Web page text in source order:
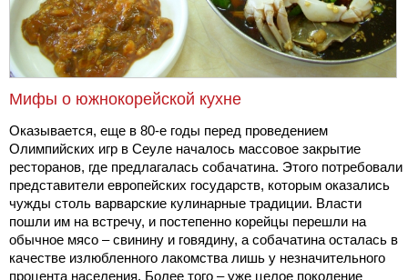
Мифы о южнокорейской кухне
Оказывается, еще в 80-е годы перед проведением
Олимпийских игр в Сеуле началось массовое закрытие
ресторанов, где предлагалась собачатина. Этого потребовали
представители европейских государств, которым оказались
чужды столь варварские кулинарные традиции. Власти
пошли им на встречу, и постепенно корейцы перешли на
обычное мясо – свинину и говядину, а собачатина осталась в
качестве излюбленного лакомства лишь у незначительного
процента населения. Более того – уже целое поколение